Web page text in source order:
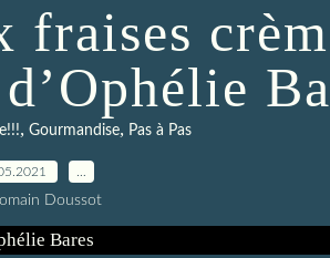
fraises
, Gourmandise, Pas à Pas
Doussot